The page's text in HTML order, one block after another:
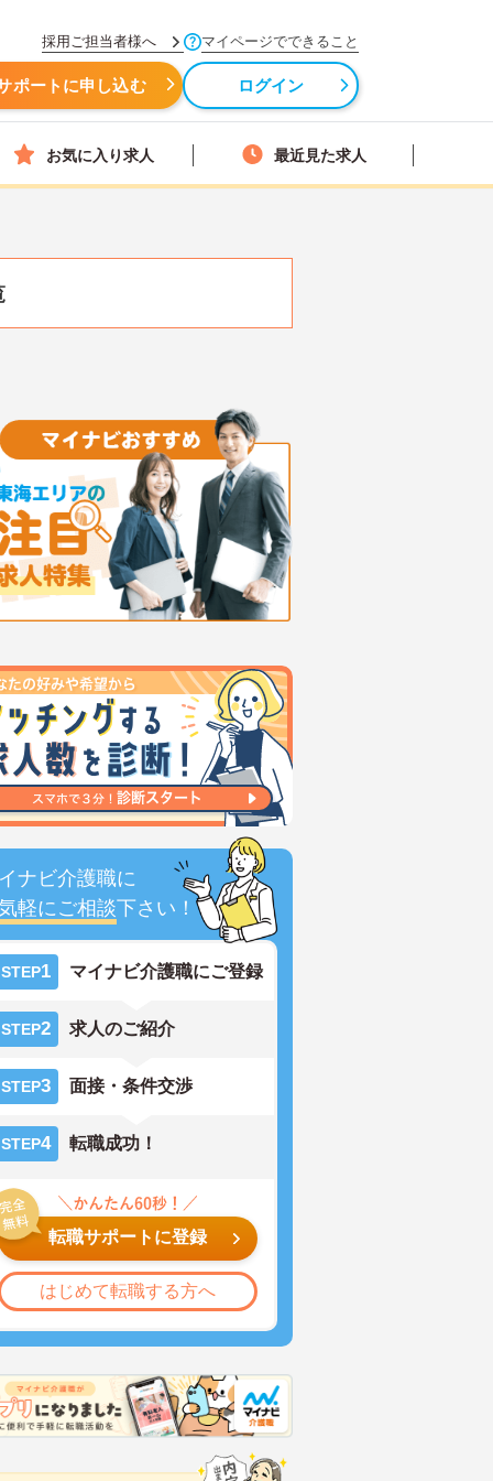
採用ご担当者様へ マイページでできること
ポートに申し込む ログイン
お気に入り求人 最近見た求人
ナビ介護職に
軽にご相談下さい！
STEP1 マイナビ介護職にご登録
STEP2 求人のご紹介
STEP3 面接・条件交渉
STEP4 転職成功！
転職サポートに登録
はじめて転職する方へ